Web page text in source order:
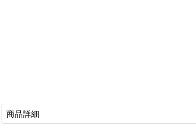
商品詳細